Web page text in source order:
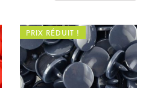
PRIX RÉDUIT !